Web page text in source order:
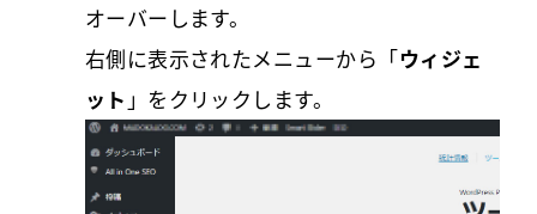
オーバーします。
右側に表示されたメニューから「ウィジェ
ット 」をクリックします。